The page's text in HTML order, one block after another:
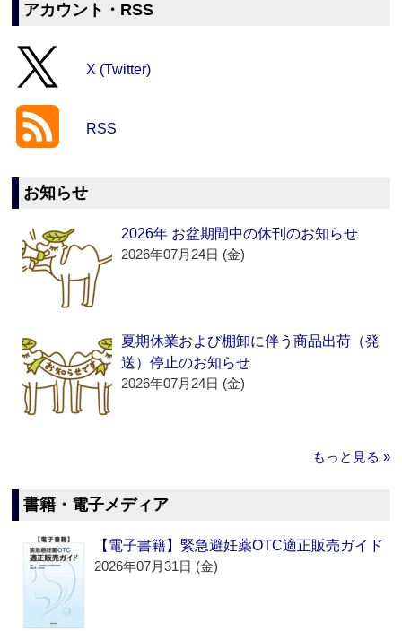
アカウント・RSS
X (Twitter)
RSS
お知らせ
2026年 お盆期間中の休刊のお知らせ
2026年07月24日 (金)
夏期休業および棚卸に伴う商品出荷（発
送）停止のお知らせ
2026年07月24日 (金)
もっと見る »
書籍・電子メディア
【電子書籍】緊急避妊薬OTC適正販売ガイド
2026年07月31日 (金)